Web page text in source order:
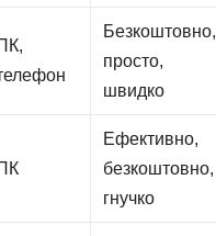
Безкоштовно,
просто,
швидко
Ефективно,
безкоштовно,
гнучко